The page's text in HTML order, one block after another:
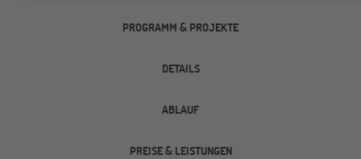
PROGRAMM & PROJEKTE
DETAILS
ABLAUF
PREISE & LEISTUNGEN